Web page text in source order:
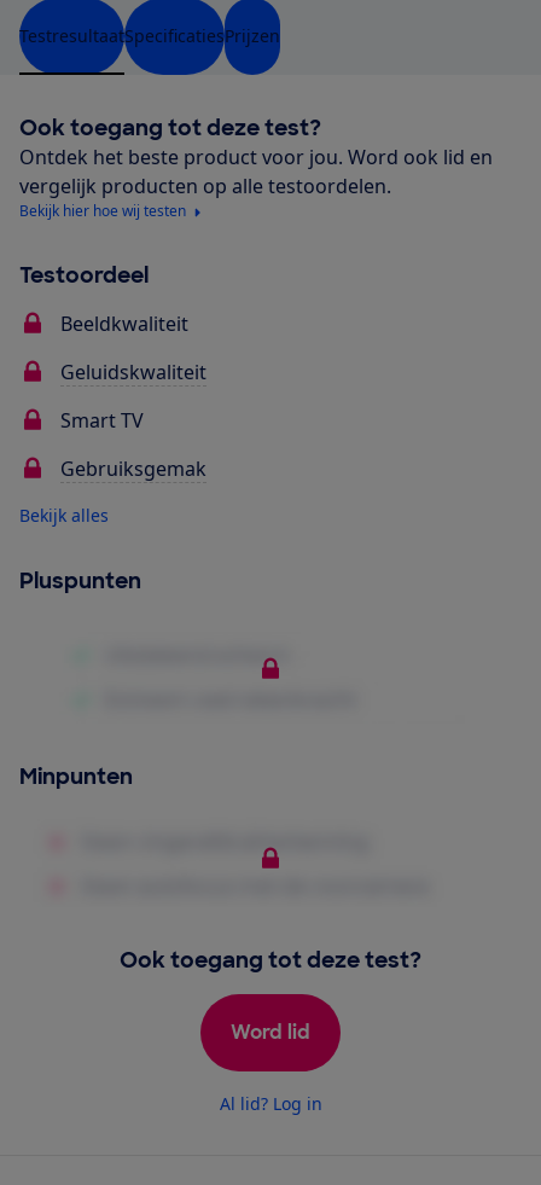
TestresultaatSpecificatiesPrijzen
Ook toegang tot deze test?
Ontdek het beste product voor jou. Word ook lid en
vergelijk producten op alle testoordelen.
Bekijk hier hoe wij testen
Testoordeel
Beeldkwaliteit
Geluidskwaliteit
Smart TV
Gebruiksgemak
Bekijk alles
Pluspunten
Minpunten
Ook toegang tot deze test?
Word lid
Al lid? Log in